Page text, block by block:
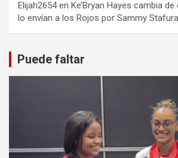
Elijah2654en Ke’Bryan Hayes cambia
lo envían a los Rojos por Sammy
Puede faltar